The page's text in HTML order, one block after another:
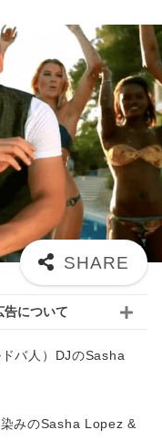
告について
バ人）DJのSasha
みのSasha Lopez &